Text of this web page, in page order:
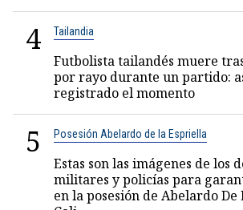
4 Tailandia
Futbolista tailandés muere
por rayo durante un partido:
registrado el momento
5 Posesión Abelardo de la Espriella
Estas son las imágenes de los
militares y policías para
en la posesión de Abelardo